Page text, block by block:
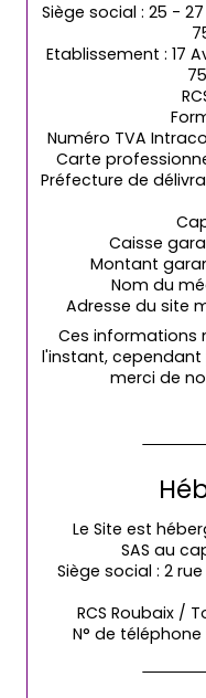
Siège social : 25 -
Etablissement : 17
Numéro TVA
Carte
Préfecture de
Caisse
Montant
Nom du
Adresse du site
Ces informations
l'instant,
merci de
Le Site est
SAS au
Siège social : 2
RCS Roubaix /
N° de téléphone